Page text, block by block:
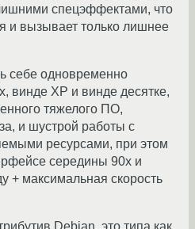
спецэффектами, что
и вызывает только лишнее
себе одновременно
винде XP и винде десятке,
тяжелого ПО,
и шустрой работы с
ресурсами, при этом
середины 90х и
+ максимальная скорость
Debian, это типа как